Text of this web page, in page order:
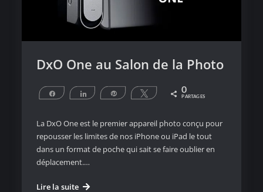
DxO One au Salon de la Photo
Partagez Partagez Épingle Tweetez 0
PARTAGES
La DxO One est le premier appareil photo conçu pour
repousser les limites de nos iPhone ou iPad le tout
dans un format de poche qui sait se faire oublier en
déplacement.…
Lire la suiteDxO